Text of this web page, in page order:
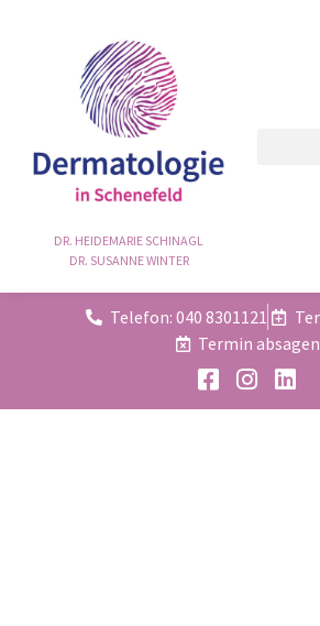
DR. HEIDEMARIE SCHINAGL
DR. SUSANNE WINTER
Telefon: 040 8301121
Termin absagen